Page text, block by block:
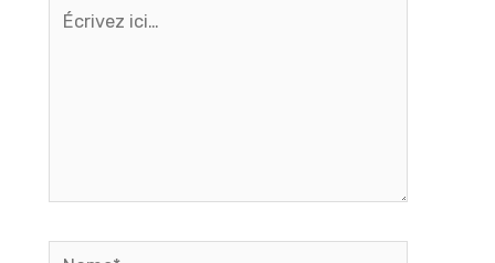
Écrivez
ici…
Name*